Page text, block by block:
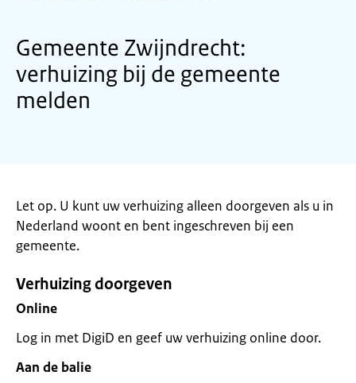
Gemeente Zwijndrecht:
verhuizing bij de gemeente
melden
Let op. U kunt uw verhuizing alleen doorgeven als u in
Nederland woont en bent ingeschreven bij een
gemeente.
Verhuizing doorgeven
Online
Log in met DigiD en geef uw verhuizing online door.
Aan de balie